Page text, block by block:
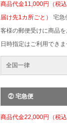
商品代金11,000円（税
届け先1カ所ごと） 宅急
客様の郵便受けに商品
日時指定はご利用でき
全国一律
② 宅急便
商品代金22,000円（税